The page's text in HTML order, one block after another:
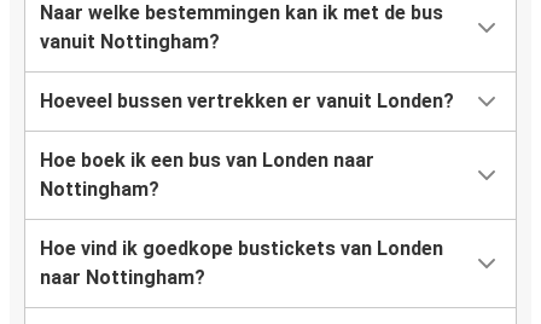
Naar welke bestemmingen kan ik met de bus
vanuit Nottingham?
Hoeveel bussen vertrekken er vanuit Londen?
Hoe boek ik een bus van Londen naar
Nottingham?
Hoe vind ik goedkope bustickets van Londen
naar Nottingham?